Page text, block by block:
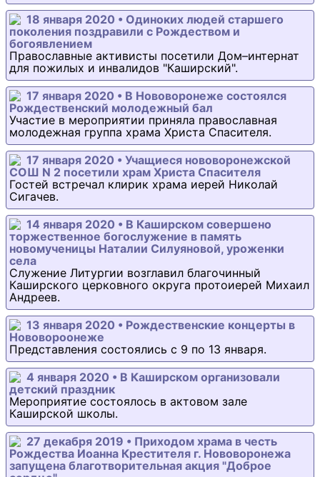
18 января 2020 • Одиноких людей старшего
поколения поздравили с Рождеством и
богоявлением
Православные активисты посетили Дом–интернат
для пожилых и инвалидов "Каширский".
17 января 2020 • В Нововоронеже состоялся
Рождественский молодежный бал
Участие в мероприятии приняла православная
молодежная группа храма Христа Спасителя.
17 января 2020 • Учащиеся нововоронежской
СОШ N 2 посетили храм Христа Спасителя
Гостей встречал клирик храма иерей Николай
Сигачев.
14 января 2020 • В Каширском совершено
торжественное богослужение в память
новомученицы Наталии Силуяновой, уроженки
села
Служение Литургии возглавил благочинный
Каширского церковного округа протоиерей Михаил
Андреев.
13 января 2020 • Рождественские концерты в
Нововороонеже
Представления состоялись с 9 по 13 января.
4 января 2020 • В Каширском организовали
детский праздник
Мероприятие состоялось в актовом зале
Каширской школы.
27 декабря 2019 • Приходом храма в честь
Рождества Иоанна Крестителя г. Нововоронежа
запущена благотворительная акция "Доброе